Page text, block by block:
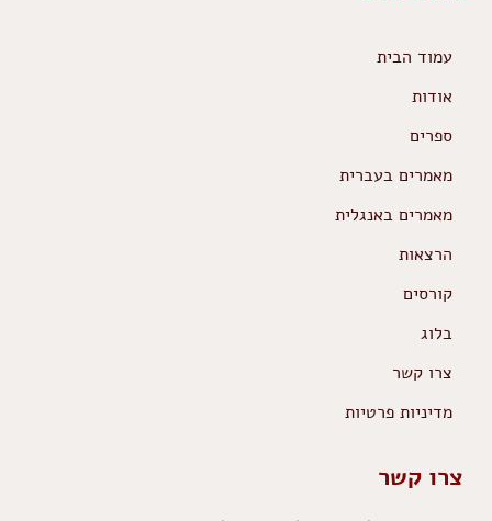
עמוד הבית
אודות
ספרים
מאמרים בעברית
מאמרים באנגלית
הרצאות
קורסים
בלוג
צרו קשר
מדיניות פרטיות
צרו קשר